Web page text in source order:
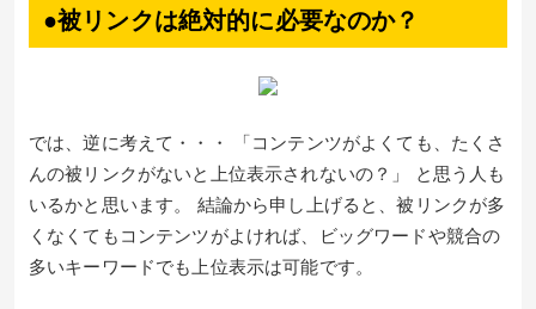
●被リンクは絶対的に必要なのか？
では、逆に考えて・・・ 「コンテンツがよくても、たくさ
んの被リンクがないと上位表示されないの？」 と思う人も
いるかと思います。 結論から申し上げると、被リンクが多
くなくてもコンテンツがよければ、ビッグワードや競合の
多いキーワードでも上位表示は可能です。